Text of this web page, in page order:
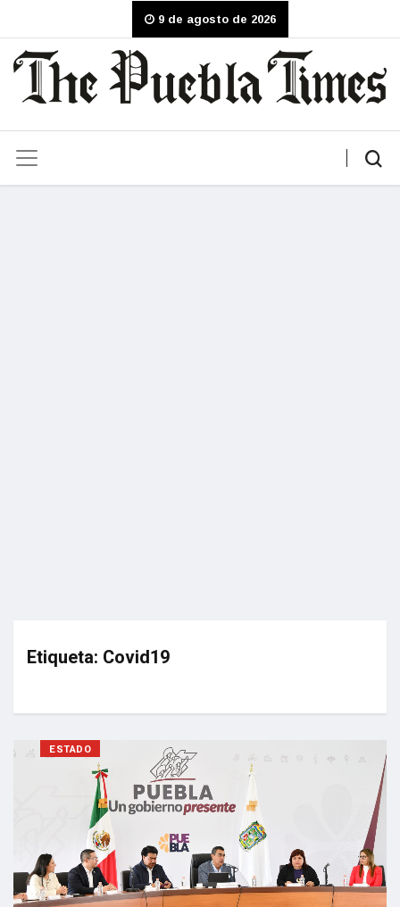
9 de agosto de 2026
Etiqueta: Covid19
ESTADO